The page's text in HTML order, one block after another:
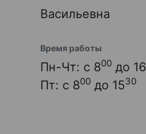
Васильевна
Время работы
Пн-Чт: с 800 до 16
Пт: с 800 до 1530